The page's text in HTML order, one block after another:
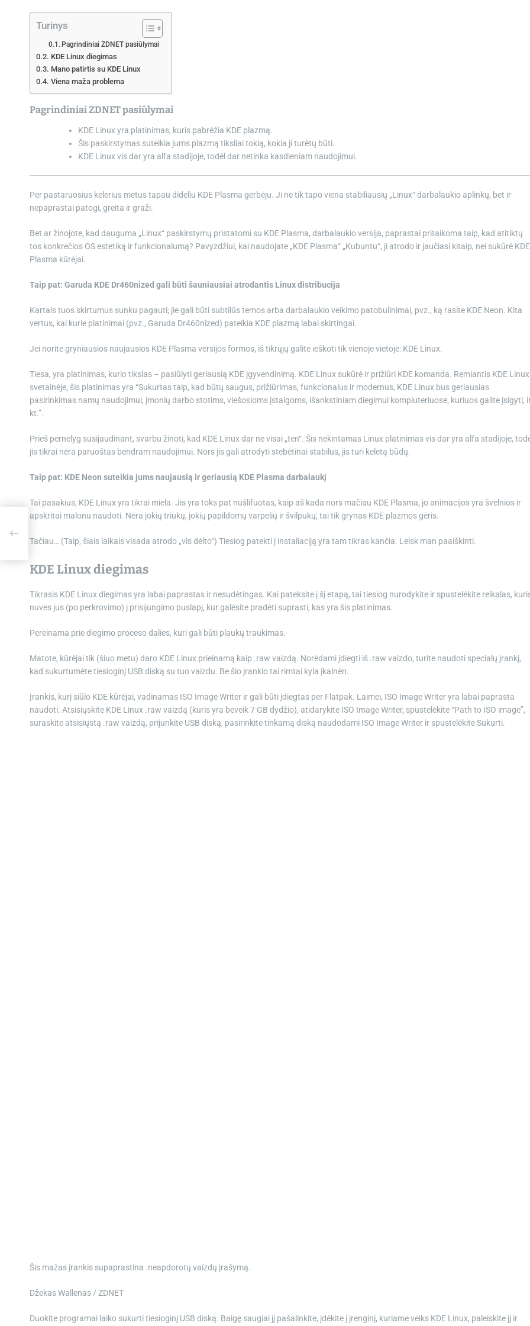
Turinys
Pagrindiniai ZDNET pasiūlymai
KDE Linux diegimas
Mano patirtis su KDE Linux
Viena maža problema
Pagrindiniai ZDNET pasiūlymai
KDE Linux yra platinimas, kuris pabrėžia KDE plazmą.
Šis paskirstymas suteikia jums plazmą tiksliai tokią, kokia ji turėtų būti.
KDE Linux vis dar yra alfa stadijoje, todėl dar netinka kasdieniam naudojimui.
Per pastaruosius kelerius metus tapau dideliu KDE Plasma gerbėju. Ji ne tik tapo viena stabiliausių „Linux“ darbalaukio aplinkų, bet ir
nepaprastai patogi, greita ir graži.
Bet ar žinojote, kad dauguma „Linux“ paskirstymų pristatomi su KDE Plasma, darbalaukio versija, paprastai pritaikoma taip, kad atitiktų
tos konkrečios OS estetiką ir funkcionalumą? Pavyzdžiui, kai naudojate „KDE Plasma“ „Kubuntu“, ji atrodo ir jaučiasi kitaip, nei sukūrė KDE
Plasma kūrėjai.
Taip pat: Garuda KDE Dr460nized gali būti šauniausiai atrodantis Linux distribucija
Kartais tuos skirtumus sunku pagauti; jie gali būti subtilūs temos arba darbalaukio veikimo patobulinimai, pvz., ką rasite KDE Neon. Kita
vertus, kai kurie platinimai (pvz., Garuda Dr460nized) pateikia KDE plazmą labai skirtingai.
Jei norite gryniausios naujausios KDE Plasma versijos formos, iš tikrųjų galite ieškoti tik vienoje vietoje: KDE Linux.
Tiesa, yra platinimas, kurio tikslas – pasiūlyti geriausią KDE įgyvendinimą. KDE Linux sukūrė ir prižiūri KDE komanda. Remiantis KDE Linux
svetainėje, šis platinimas yra “Sukurtas taip, kad būtų saugus, prižiūrimas, funkcionalus ir modernus, KDE Linux bus geriausias
pasirinkimas namų naudojimui, įmonių darbo stotims, viešosioms įstaigoms, išankstiniam diegimui kompiuteriuose, kuriuos galite įsigyti,
kt.”.
Prieš pernelyg susijaudinant, svarbu žinoti, kad KDE Linux dar ne visai „ten“. Šis nekintamas Linux platinimas vis dar yra alfa stadijoje,
jis tikrai nėra paruoštas bendram naudojimui. Nors jis gali atrodyti stebėtinai stabilus, jis turi keletą būdų.
Taip pat: KDE Neon suteikia jums naujausią ir geriausią KDE Plasma darbalaukį
Tai pasakius, KDE Linux yra tikrai miela. Jis yra toks pat nušlifuotas, kaip aš kada nors mačiau KDE Plasma, jo animacijos yra švelnios ir
apskritai malonu naudoti. Nėra jokių triukų, jokių papildomų varpelių ir švilpukų; tai tik grynas KDE plazmos gėris.
Tačiau… (Taip, šiais laikais visada atrodo „vis dėlto“) Tiesiog patekti į instaliaciją yra tam tikras kančia. Leisk man paaiškinti.
KDE Linux diegimas
Tikrasis KDE Linux diegimas yra labai paprastas ir nesudėtingas. Kai pateksite į šį etapą, tai tiesiog nurodykite ir spustelėkite reikalas,
nuves jus (po perkrovimo) į prisijungimo puslapį, kur galėsite pradėti suprasti, kas yra šis platinimas.
Pereinama prie diegimo proceso dalies, kuri gali būti plaukų traukimas.
Matote, kūrėjai tik (šiuo metu) daro KDE Linux prieinamą kaip .raw vaizdą. Norėdami įdiegti iš .raw vaizdo, turite naudoti specialų įrankį,
kad sukurtumėte tiesioginį USB diską su tuo vaizdu. Be šio įrankio tai rimtai kyla įkalnėn.
Įrankis, kurį siūlo KDE kūrėjai, vadinamas ISO Image Writer ir gali būti įdiegtas per Flatpak. Laimei, ISO Image Writer yra labai paprasta
naudoti. Atsisiųskite KDE Linux .raw vaizdą (kuris yra beveik 7 GB dydžio), atidarykite ISO Image Writer, spustelėkite “Path to ISO image”,
suraskite atsisiųstą .raw vaizdą, prijunkite USB diską, pasirinkite tinkamą diską naudodami ISO Image Writer ir spustelėkite Sukurti.
Šis mažas įrankis supaprastina .neapdorotų vaizdų įrašymą.
Džekas Wallenas / ZDNET
Duokite programai laiko sukurti tiesioginį USB diską. Baigę saugiai jį pašalinkite, įdėkite į įrenginį, kuriame veiks KDE Linux, paleiskite jį ir